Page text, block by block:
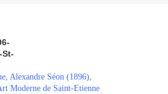
, Alexandre Séon (1896),
Moderne de Saint-Etienne